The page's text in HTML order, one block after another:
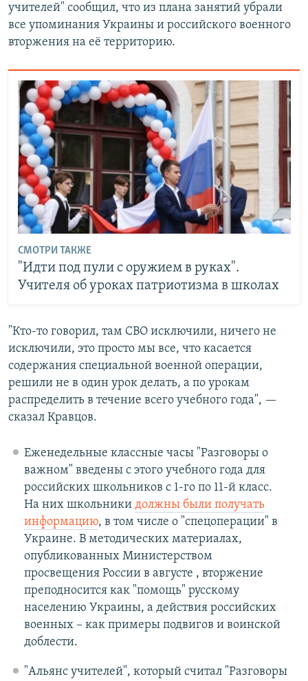
учителей" сообщил, что из плана занятий убрали
все упоминания Украины и российского военного
вторжения на её территорию.
СМОТРИ ТАКЖЕ
"Идти под пули с оружием в руках".
Учителя об уроках патриотизма в школах
"Кто-то говорил, там СВО исключили, ничего не
исключили, это просто мы все, что касается
содержания специальной военной операции,
решили не в один урок делать, а по урокам
распределить в течение всего учебного года", —
сказал Кравцов.
Еженедельные классные часы "Разговоры о
важном" введены с этого учебного года для
российских школьников с 1-го по 11-й класс.
На них школьники должны были получать
информацию, в том числе о "спецоперации" в
Украине. В методических материалах,
опубликованных Министерством
просвещения России в августе , вторжение
преподносится как "помощь" русскому
населению Украины, а действия российских
военных – как примеры подвигов и воинской
доблести.
"Альянс учителей", который считал "Разговоры